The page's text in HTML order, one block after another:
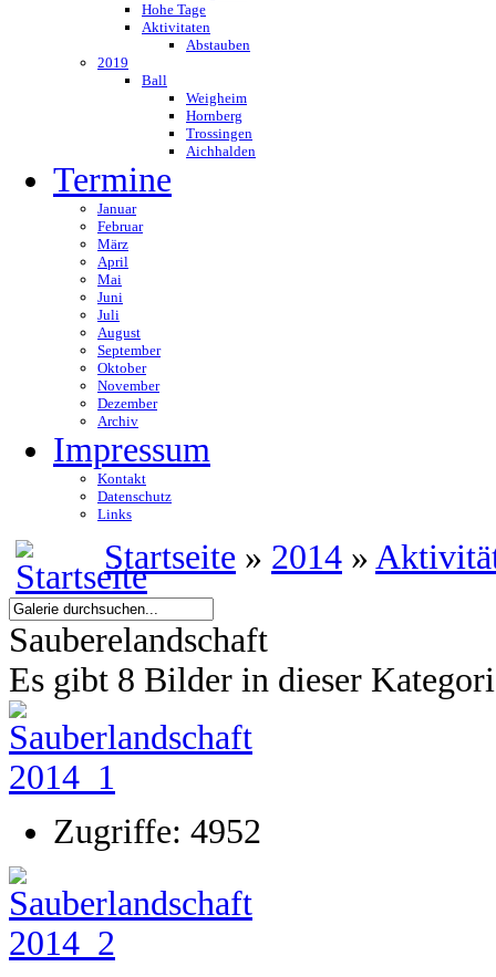
Hohe Tage
Aktivitaten
Abstauben
2019
Ball
Weigheim
Hornberg
Trossingen
Aichhalden
Termine
Januar
Februar
März
April
Mai
Juni
Juli
August
September
Oktober
November
Dezember
Archiv
Impressum
Kontakt
Datenschutz
Links
Startseite » 2014 »
Sauberelandschaft
Es gibt 8 Bilder in dieser
Zugriffe: 4952